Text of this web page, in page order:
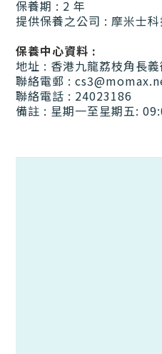
保養期 : 2 年
提供保養之公司 : 摩米士
保養中心資料 :
地址 : 香港九龍荔枝角長
聯絡電郵 :
聯絡電話 : 24023186
備註 : 星期一至星期五: